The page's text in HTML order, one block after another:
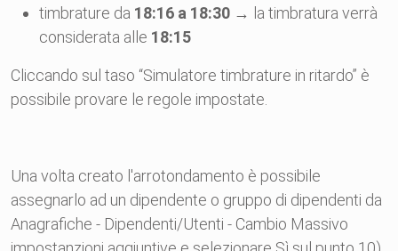
timbrature da 18:16 a 18:30 → la timbratura verrà
considerata alle 18:15
Cliccando sul taso “Simulatore timbrature in ritardo” è
possibile provare le regole impostate.
Una volta creato l'arrotondamento è possibile
assegnarlo ad un dipendente o gruppo di dipendenti da
Anagrafiche - Dipendenti/Utenti - Cambio Massivo